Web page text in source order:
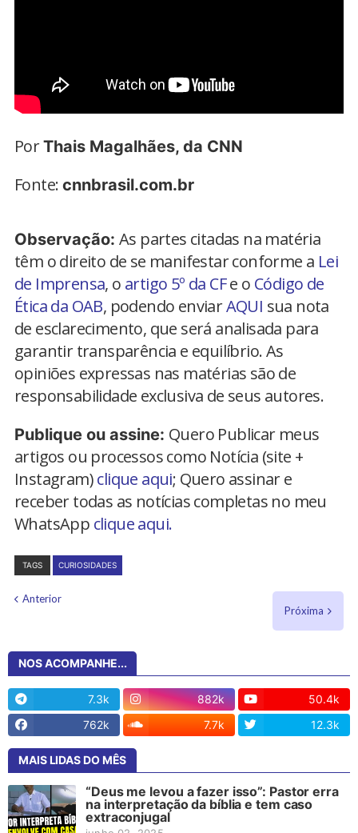
PorThais Magalhães, da CNN
Fonte: cnnbrasil.com.br
Observação: As partes citadas na matéria
têm o direito de se manifestar conforme a Lei
de Imprensa, o artigo 5º da CFe o Código de
Ética da OAB, podendo enviarAQUI sua nota
de esclarecimento, que será analisada para
garantir transparência e equilíbrio. As
opiniões expressas nas matérias são de
responsabilidade exclusiva de seus autores.
Publique ou assine: Quero Publicar meus
artigos ou processos como Notícia (site +
Instagram)clique aqui; Quero assinar e
receber todas as notícias completas no meu
WhatsApp clique aqui.
TAGS CURIOSIDADES
Anterior
Próxima
NOS ACOMPANHE...
7.3k 882k
50.4k
762k
7.7k 12.3k
MAIS LIDAS DO MÊS
“Deus me levou a fazer isso”: Pastor erra
na interpretação da bíblia e tem caso
extraconjugal